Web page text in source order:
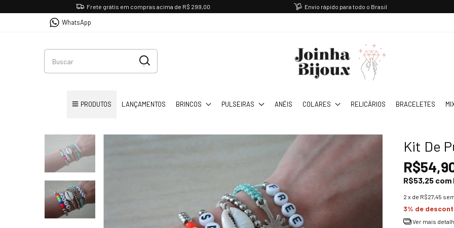
Frete grátis em compras acima de R$ 299,00 Envio rápido para todo o Brasil
WhatsApp
PRODUTOS LANÇAMENTOS BRINCOS PULSEIRAS ANÉIS COLARES RELICÁRIOS BRACELETES
Kit De
R$53,25 com
2 x de R$27,45
3% de
Ver mais